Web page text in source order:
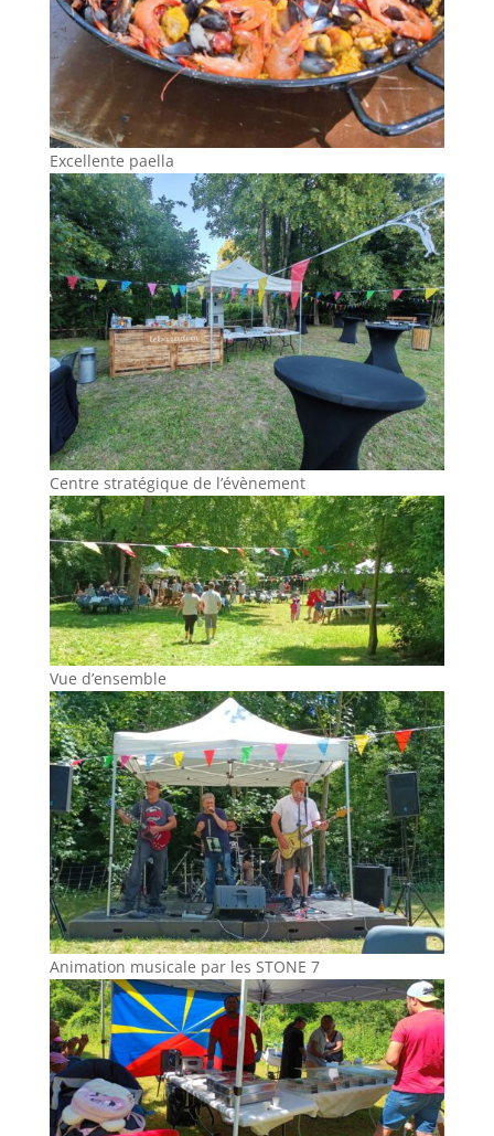
Excellente paella
Centre stratégique de l’évènement
Vue d’ensemble
Animation musicale par les STONE 7